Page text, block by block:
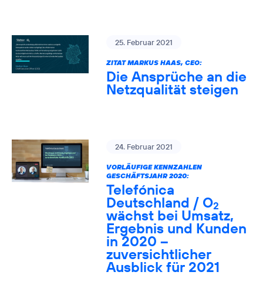
25. Februar 2021
ZITAT MARKUS HAAS, CEO:
Die Ansprüche an die
Netzqualität steigen
24. Februar 2021
VORLÄUFIGE KENNZAHLEN
GESCHÄFTSJAHR 2020:
Telefónica
Deutschland / O2
wächst bei Umsatz,
Ergebnis und Kunden
in 2020 –
zuversichtlicher
Ausblick für 2021